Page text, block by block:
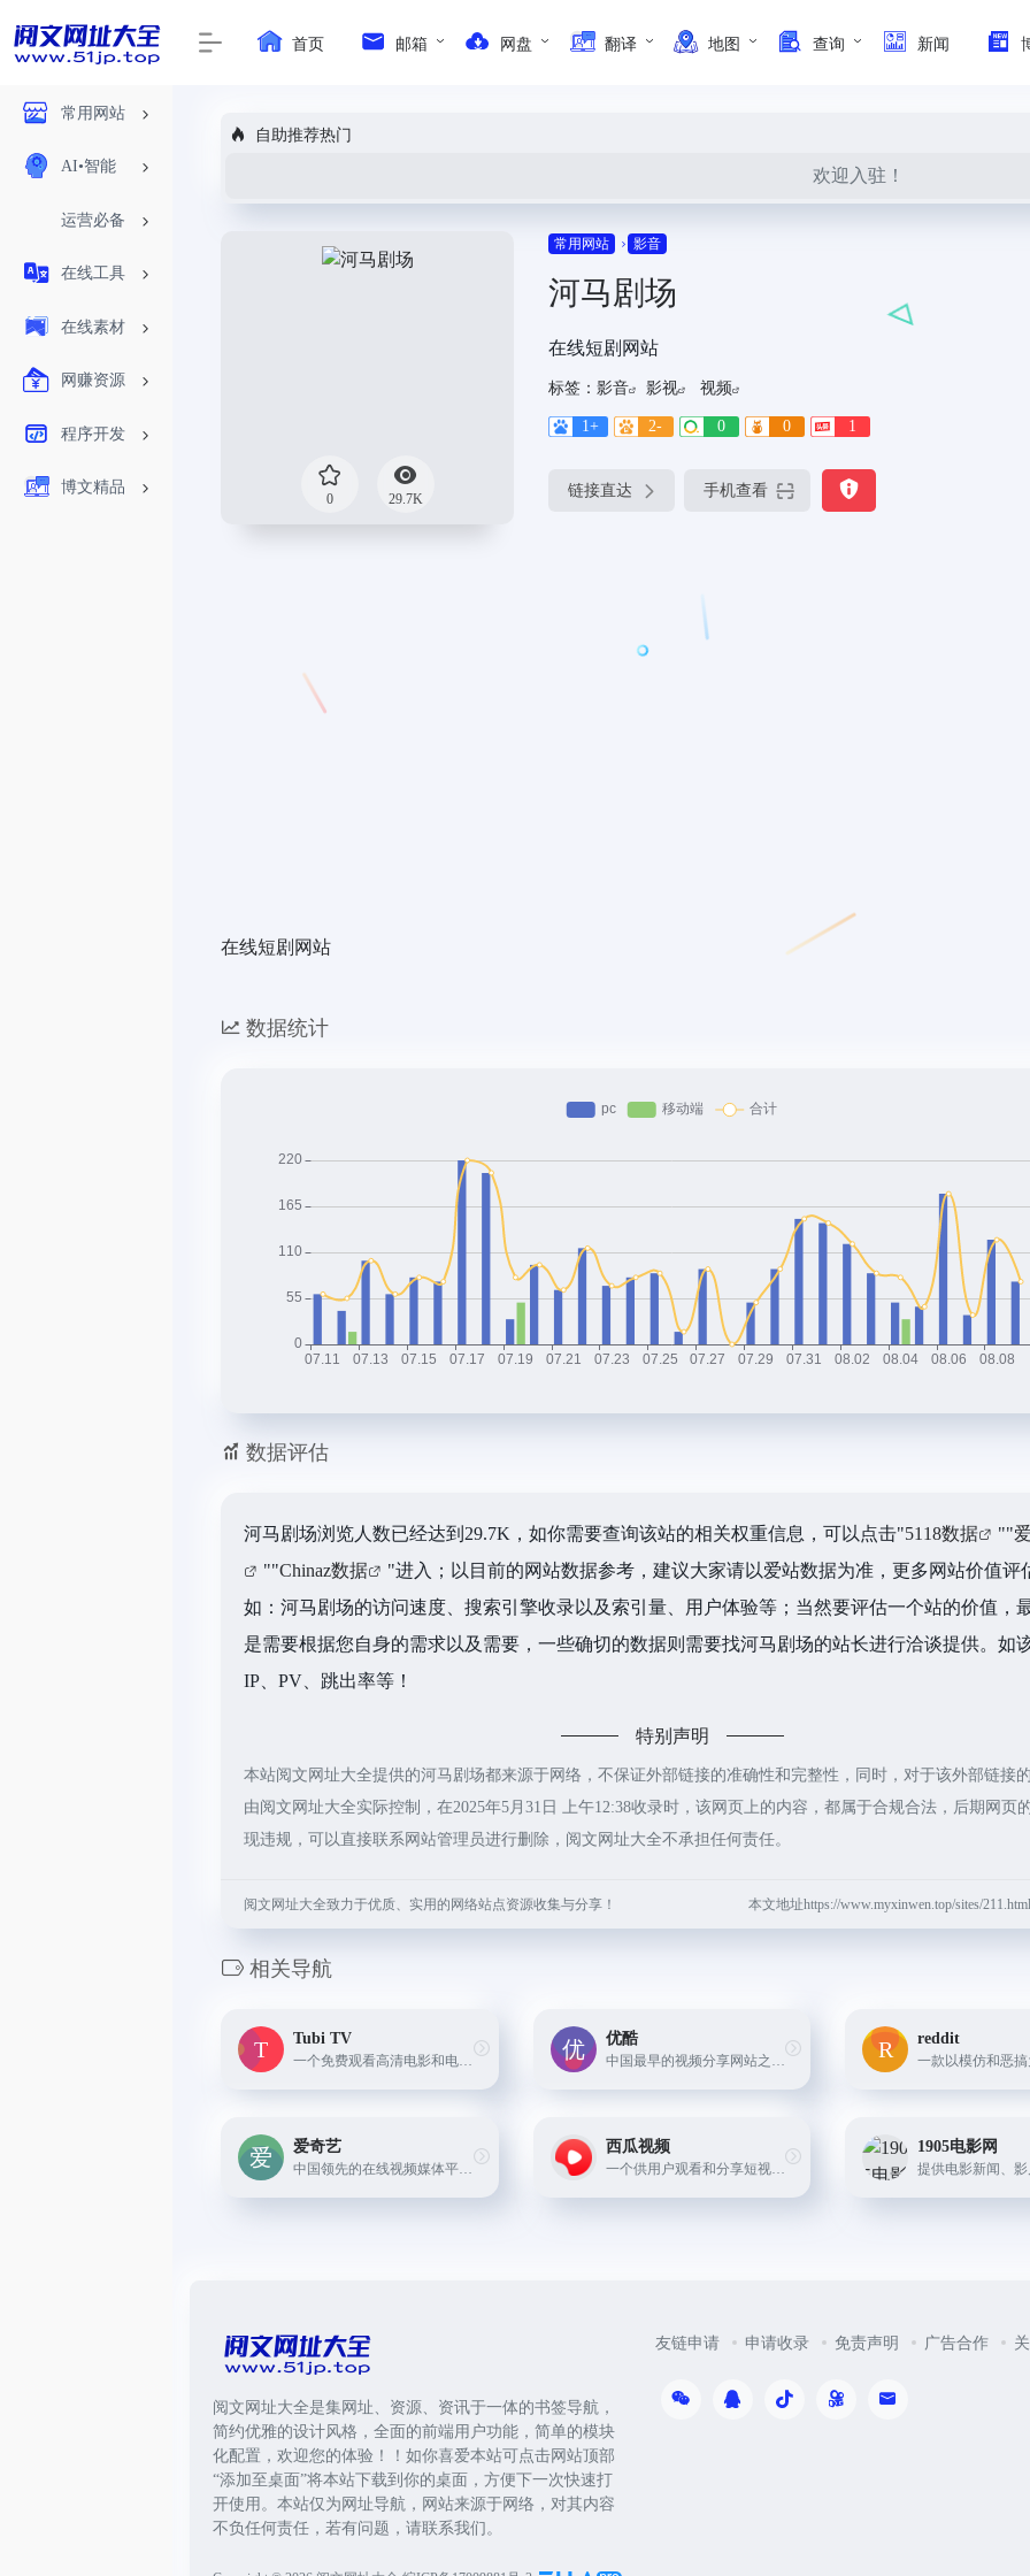
常用网站
AI•智能
运营必备
在线工具
在线素材
网赚资源
程序开发
博文精品
首页 邮箱 网盘 翻译 地图 查询 新闻
自助推荐热门
欢迎入驻！
0 29.7K
常用网站 影音
河马剧场
在线短剧网站
标签： 影音 影视 视频
1+ 2- 0 0 1
链接直达 手机查看
在线短剧网站
数据统计
数据评估
河马剧场浏览人数已经达到29.7K，如你需要查询该站的相关权重信息，可以点击"5118数据 ""
""Chinaz数据
"进入；以目前的网站数据参考，建议大家请以爱站数据为准，更多网站价值评
如：河马剧场的访问速度、搜索引擎收录以及索引量、用户体验等；当然要评估一个站的价值，
是需要根据您自身的需求以及需要，一些确切的数据则需要找河马剧场的站长进行洽谈提供。如
IP、PV、跳出率等！
特别声明
本站阅文网址大全提供的河马剧场都来源于网络，不保证外部链接的准确性和完整性，同时，对于该外部链接
由阅文网址大全实际控制，在2025年5月31日 上午12:38收录时，该网页上的内容，都属于合规合法，后期网页
现违规，可以直接联系网站管理员进行删除，阅文网址大全不承担任何责任。
阅文网址大全致力于优质、实用的网络站点资源收集与分享！ 本文地址https://www.myxinwen.top/sites/
相关导航
Tubi TV
一个免费观看高清电影和电视剧的流媒体服务平台 ，其内容来自于各大制片公司和电视台 。
优酷
中国最早的视频分享网站之一，提供海量高清视频内容。
reddit
爱奇艺
中国领先的在线视频媒体平台，拥有大量自制剧和综艺节目。
西瓜视频
一个供用户观看和分享短视频的平台
1905电影网
阅文网址大全是集网址、资源、资讯于一体的书签导航，
简约优雅的设计风格，全面的前端用户功能，简单的模块
化配置，欢迎您的体验！！如你喜爱本站可点击网站顶部
“添加至桌面”将本站下载到你的桌面，方便下一次快速打
开使用。本站仅为网址导航，网站来源于网络，对其内容
不负任何责任，若有问题，请联系我们。
友链申请 申请收录 免责声明 广告合作